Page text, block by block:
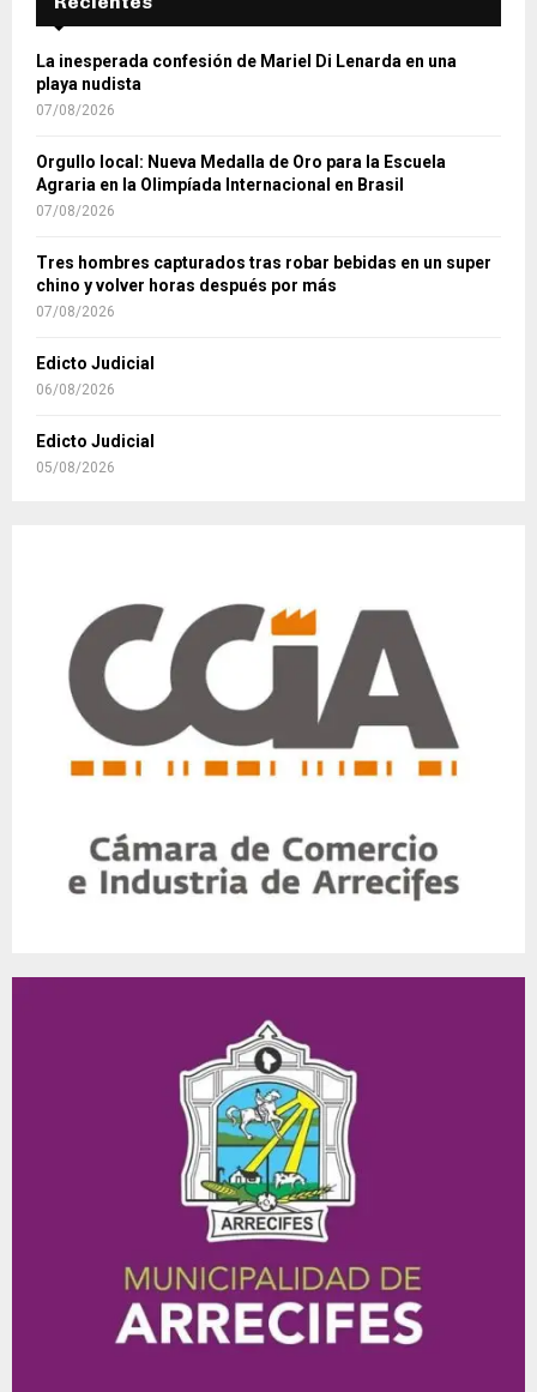
La inesperada confesión de Mariel Di Lenarda en una
playa nudista
07/08/2026
Orgullo local: Nueva Medalla de Oro para la Escuela
Agraria en la Olimpíada Internacional en Brasil
07/08/2026
Tres hombres capturados tras robar bebidas en un super
chino y volver horas después por más
07/08/2026
Edicto Judicial
06/08/2026
Edicto Judicial
05/08/2026